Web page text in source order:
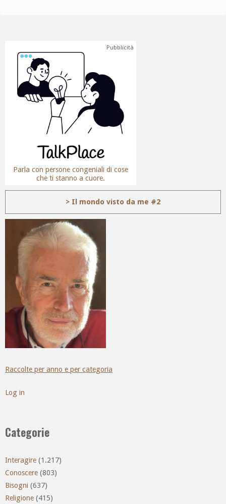
Pubblicità
Parla con persone congeniali di cose
che ti stanno a cuore.
> Il mondo visto da me #2
Raccolte per anno e per categoria
Log in
Categorie
Interagire (1.217)
Conoscere (803)
Bisogni (637)
Religione (415)